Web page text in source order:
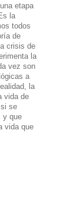
etapa
la
todos
de
crisis de
la
vez son
a
la
vida de
se
y que
vida que